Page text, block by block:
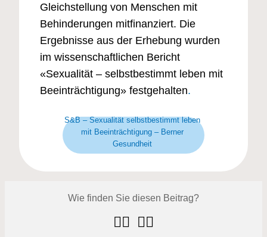
Gleichstellung von Menschen mit
Behinderungen mitfinanziert. Die
Ergebnisse aus der Erhebung wurden
im wissenschaftlichen Bericht
«Sexualität – selbstbestimmt leben mit
Beeinträchtigung» festgehalten.
S&B – Sexualität selbstbestimmt leben
mit Beeinträchtigung – Berner
Gesundheit